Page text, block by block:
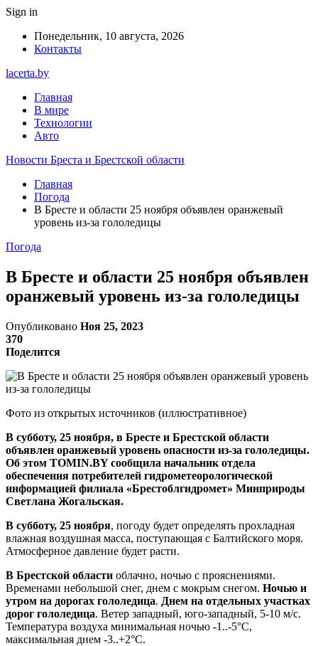
Sign in
Понедельник, 10 августа, 2026
Контакты
lacerta.by
Главная
В мире
Технологии
Авто
Новости Бреста и Брестской области
Главная
Погода
В Бресте и области 25 ноября объявлен оранжевый
уровень из-за гололедицы
Погода
В Бресте и области 25 ноября объявлен
оранжевый уровень из-за гололедицы
Опубликовано Ноя 25, 2023
370
Поделится
Фото из открытых источников (иллюстративное)
В субботу, 25 ноября, в Бресте и Брестской области
объявлен оранжевый уровень опасности из-за гололедицы.
Об этом TOMIN.BY сообщила начальник отдела
обеспечения потребителей гидрометеорологической
информацией филиала «Брестоблгидромет» Минприроды
Светлана Жогальская.
В субботу, 25 ноября, погоду будет определять прохладная
влажная воздушная масса, поступающая с Балтийского моря.
Атмосферное давление будет расти.
В Брестской области облачно, ночью с прояснениями.
Временами небольшой снег, днем с мокрым снегом. Ночью и
утром на дорогах гололедица. Днем на отдельных участках
дорог гололедица. Ветер западный, юго-западный, 5-10 м/с.
Температура воздуха минимальная ночью -1..-5°С,
максимальная днем -3..+2°С.